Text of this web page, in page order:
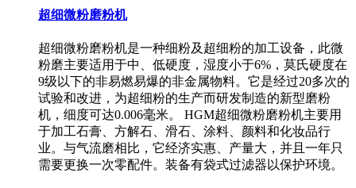
超细微粉磨粉机
超细微粉磨粉机是一种细粉及超细粉的加工设备，此微
粉磨主要适用于中、低硬度，湿度小于6%，莫氏硬度在
9级以下的非易燃易爆的非金属物料。它是经过20多次的
试验和改进，为超细粉的生产而研发制造的新型磨粉
机，细度可达0.006毫米。 HGM超细微粉磨粉机主要用
于加工石膏、方解石、滑石、涂料、颜料和化妆品行
业。与气流磨相比，它经济实惠、产量大，并且一年只
需要更换一次零配件。装备有袋式过滤器以保护环境。